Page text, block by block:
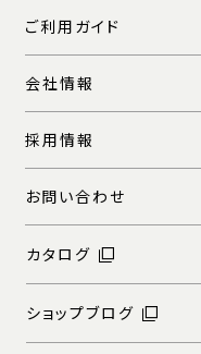
ご利用ガイド
会社情報
採用情報
お問い合わせ
カタログ
ショップブログ